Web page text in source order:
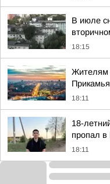
В июле
18:15
Жителям
18:11
18-
пропал в
18:11